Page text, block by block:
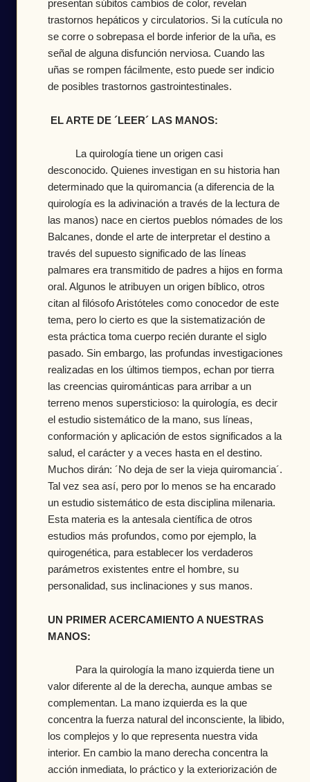
presentan súbitos cambios de color, revelan
trastornos hepáticos y circulatorios. Si la cutícula no
se corre o sobrepasa el borde inferior de la uña, es
señal de alguna disfunción nerviosa. Cuando las
uñas se rompen fácilmente, esto puede ser indicio
de posibles trastornos gastrointestinales.
EL ARTE DE ´LEER´ LAS MANOS:
La quirología tiene un origen casi
desconocido. Quienes investigan en su historia han
determinado que la quiromancia (a diferencia de la
quirología es la adivinación a través de la lectura de
las manos) nace en ciertos pueblos nómades de los
Balcanes, donde el arte de interpretar el destino a
través del supuesto significado de las líneas
palmares era transmitido de padres a hijos en forma
oral. Algunos le atribuyen un origen bíblico, otros
citan al filósofo Aristóteles como conocedor de este
tema, pero lo cierto es que la sistematización de
esta práctica toma cuerpo recién durante el siglo
pasado. Sin embargo, las profundas investigaciones
realizadas en los últimos tiempos, echan por tierra
las creencias quirománticas para arribar a un
terreno menos supersticioso: la quirología, es decir
el estudio sistemático de la mano, sus líneas,
conformación y aplicación de estos significados a la
salud, el carácter y a veces hasta en el destino.
Muchos dirán: ´No deja de ser la vieja quiromancia´.
Tal vez sea así, pero por lo menos se ha encarado
un estudio sistemático de esta disciplina milenaria.
Esta materia es la antesala científica de otros
estudios más profundos, como por ejemplo, la
quirogenética, para establecer los verdaderos
parámetros existentes entre el hombre, su
personalidad, sus inclinaciones y sus manos.
UN PRIMER ACERCAMIENTO A NUESTRAS
MANOS:
Para la quirología la mano izquierda tiene un
valor diferente al de la derecha, aunque ambas se
complementan. La mano izquierda es la que
concentra la fuerza natural del inconsciente, la libido,
los complejos y lo que representa nuestra vida
interior. En cambio la mano derecha concentra la
acción inmediata, lo práctico y la exteriorización de